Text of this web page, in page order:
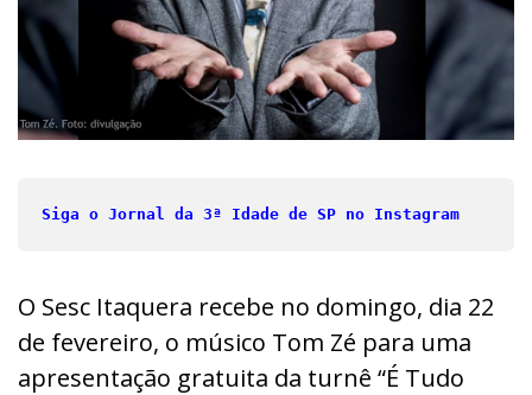
Siga o Jornal da 3ª Idade de SP no Instagram
O Sesc Itaquera recebe no domingo, dia 22
de fevereiro, o músico Tom Zé para uma
apresentação gratuita da turnê “É Tudo